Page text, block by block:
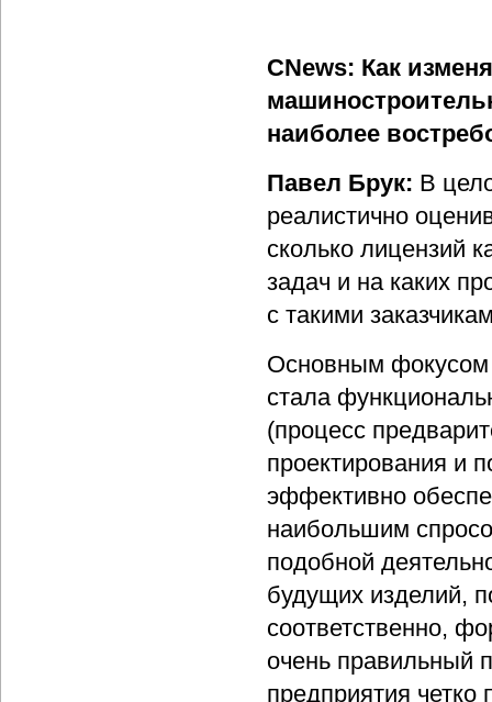
CNews: Как
наиболее
Павел Брук: В
реалистично
сколько лицензий
задач и на каких
с такими
Основным фокусом
стала
(процесс
проектирования и
эффективно
наибольшим
подобной
будущих изделий,
соответственно,
очень правильный
предприятия